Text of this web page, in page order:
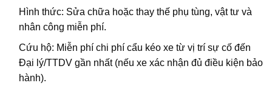
Hình thức: Sửa chữa hoặc thay thế phụ tùng, vật tư và
nhân công miễn phí.
Cứu hộ: Miễn phí chi phí cẩu kéo xe từ vị trí sự cố đến
Đại lý/TTDV gần nhất (nếu xe xác nhận đủ điều kiện bảo
hành).